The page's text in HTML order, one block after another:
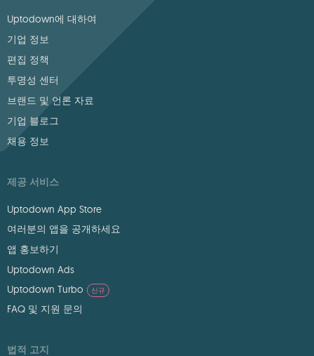
Uptodown에 대하여
기업 정보
편집 정책
투명성 센터
브랜드 및 언론 자료
기업 블로그
채용 정보
제공 서비스
Uptodown App Store
여러분의 앱을 공개하세요
앱 홍보하기
Uptodown Ads
Uptodown Turbo
신규
FAQ 및 지원 문의
법적 고지